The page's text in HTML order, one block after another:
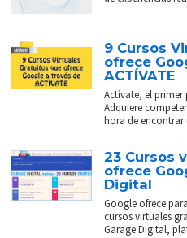
9 Cursos
ofrece
ACTÍVATE
Actívate, el
Adquiere
hora de encontrar
23 Cursos
ofrece
Digital
Google ofrece
cursos virtuales
Garage Digital,